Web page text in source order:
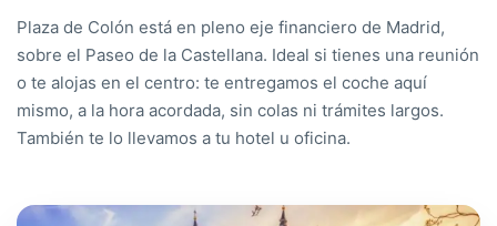
Plaza de Colón está en pleno eje financiero de Madrid,
sobre el Paseo de la Castellana. Ideal si tienes una reunión
o te alojas en el centro: te entregamos el coche aquí
mismo, a la hora acordada, sin colas ni trámites largos.
También te lo llevamos a tu hotel u oficina.